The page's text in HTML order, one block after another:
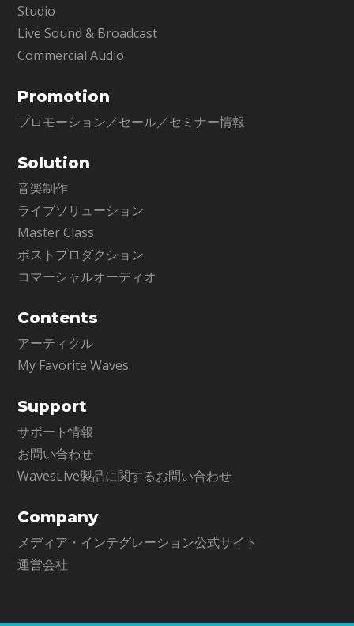
Studio
Live Sound & Broadcast
Commercial Audio
Promotion
プロモーション／セール／セミナー情報
Solution
音楽制作
ライブソリューション
Master Class
ポストプロダクション
コマーシャルオーディオ
Contents
アーティクル
My Favorite Waves
Support
サポート情報
お問い合わせ
WavesLive製品に関するお問い合わせ
Company
メディア・インテグレーション公式サイト
運営会社